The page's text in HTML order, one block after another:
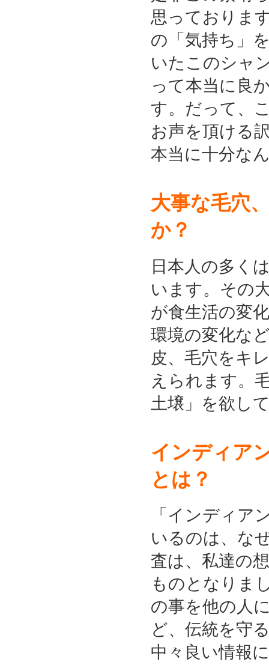
思っておりま
の「気持ち」
いたこのシャ
って本当に良
す。だって、
お声を頂ける
本当に十分な
大事な毛穴
か？
日本人の多く
います。その
が食生活の変
環境の変化な
皮、毛穴をキ
えられます。
土壌」を欲し
インディア
とは？
「インディア
いるのは、な
査は、私達の
ものとなりま
の事を他の人
ど、伝統を守
中々良い情報